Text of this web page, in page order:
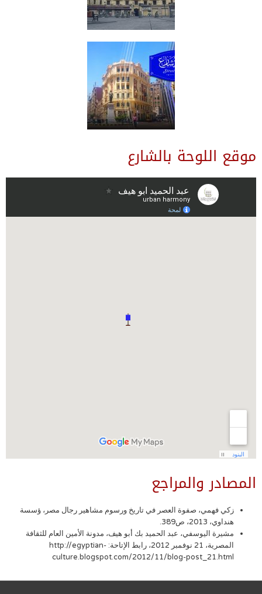
موقع اللوحة بالشارع
المصادر والمراجع
زكي فهمي، صفوة العصر في تاريخ ورسوم مشاهير رجال مصر، ؤسسة
هنداوي، 2013، ص389.
مشيرة اليوسفي، عبد الحميد بك أبو هيف، مدونة الأمين العام للثقافة
المصرية، 21 نوفمبر 2012، رابط الإتاحة: http://egyptian-
culture.blogspot.com/2012/11/blog-post_21.html